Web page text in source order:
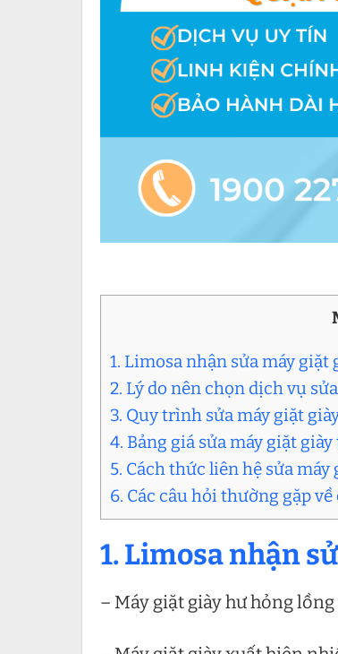
1. Limosa nhận sửa máy giặt
2. Lý do nên chọn dịch vụ
3. Quy trình sửa máy giặt
4. Bảng giá sửa máy giặt
5. Cách thức liên hệ sửa
6. Các câu hỏi thường gặp
1. Limosa nhận
– Máy giặt giày hư hỏng